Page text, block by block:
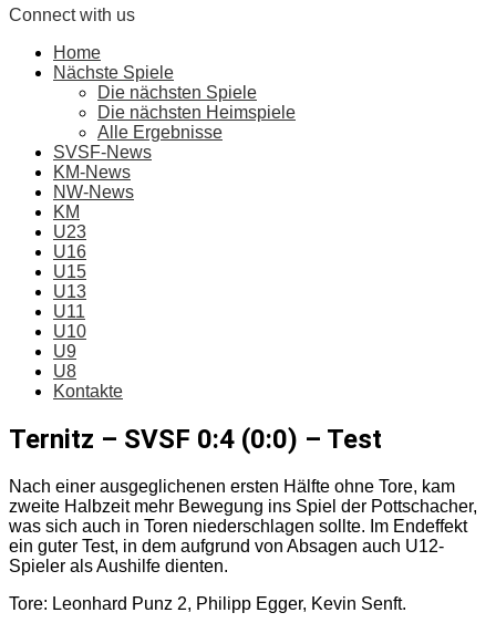
Connect with us
Home
Nächste Spiele
Die nächsten Spiele
Die nächsten Heimspiele
Alle Ergebnisse
SVSF-News
KM-News
NW-News
KM
U23
U16
U15
U13
U11
U10
U9
U8
Kontakte
Ternitz – SVSF 0:4 (0:0) – Test
Nach einer ausgeglichenen ersten Hälfte ohne Tore, kam
zweite Halbzeit mehr Bewegung ins Spiel der Pottschacher,
was sich auch in Toren niederschlagen sollte. Im Endeffekt
ein guter Test, in dem aufgrund von Absagen auch U12-
Spieler als Aushilfe dienten.
Tore: Leonhard Punz 2, Philipp Egger, Kevin Senft.